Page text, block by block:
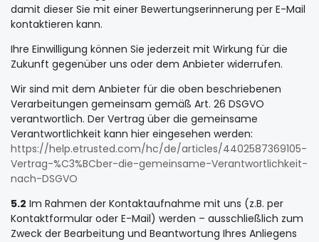
damit dieser Sie mit einer Bewertungserinnerung per E-Mail
kontaktieren kann.
Ihre Einwilligung können Sie jederzeit mit Wirkung für die
Zukunft gegenüber uns oder dem Anbieter widerrufen.
Wir sind mit dem Anbieter für die oben beschriebenen
Verarbeitungen gemeinsam gemäß Art. 26 DSGVO
verantwortlich. Der Vertrag über die gemeinsame
Verantwortlichkeit kann hier eingesehen werden:
https://help.etrusted.com/hc/de/articles/4402587369105-
Vertrag-%C3%BCber-die-gemeinsame-Verantwortlichkeit-
nach-DSGVO
5.2 Im Rahmen der Kontaktaufnahme mit uns (z.B. per
Kontaktformular oder E-Mail) werden – ausschließlich zum
Zweck der Bearbeitung und Beantwortung Ihres Anliegens